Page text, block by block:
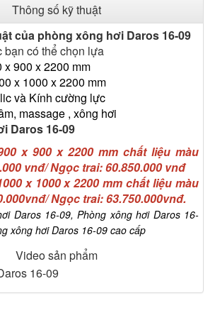
thiết kế bằng loại kính an toàn (kính 2
màu trắng )
bằng chất liệu Acrylic ( màu trắng
liệu cao cấp đươc sử dụng cho bồn
cao, chống trơn trượt, chống bám
Daros 16-09 có thiết kế cửa lùa ( cửa
gian và có kiểu dáng đẹp.
nước mềm bằng sợi thép không gỉ
củaphòng xông hơi
thận , cải thiện lưu thông máu, tăng
dịch của cơ thể.
chân lông, bài tiết các độc tố trong cơ
màng, giảm mụn trứng cá, cơ thể trở
Thông số kỹ thuật
của phòng xông hơi Daros 16-09
có thể chọn lựa
x 900 x 2200 mm
x 1000 x 2200 mm
và Kính cường lực
massage , xông hơi
Daros 16-09
vnđ/ Ngọc trai: 60.850.000 vnđ
x 1000 x 2200 mm chất liệu màu
Ngọc trai: 63.750.000vnđ.
Daros 16-09, Phòng xông hơi Daros 16-
xông hơi Daros 16-09 cao cấp
Video sản phẩm
16-09